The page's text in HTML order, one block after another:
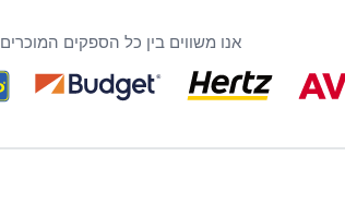
אנו משווים בין כל הספקים המוכרים